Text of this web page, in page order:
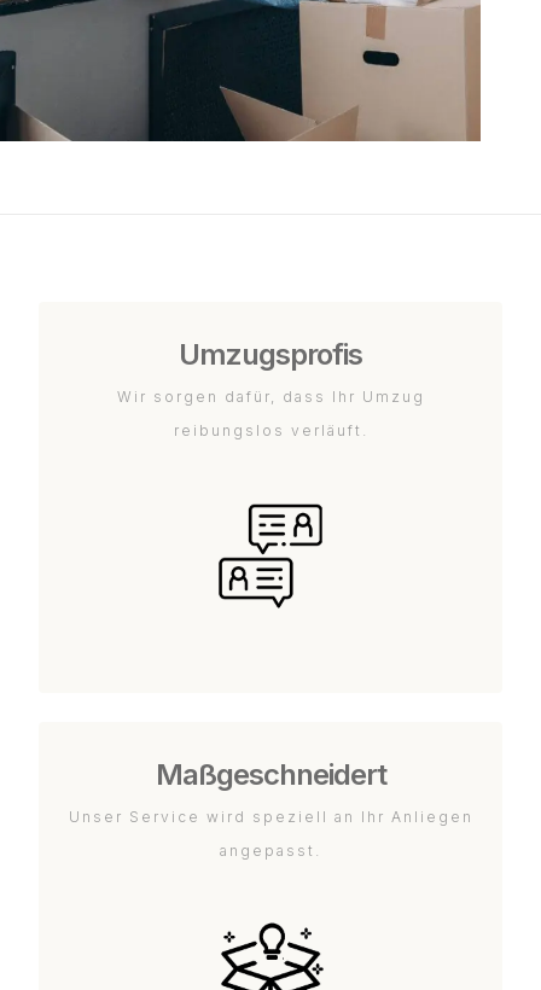
Umzugsprofis
Wir sorgen dafür, dass Ihr Umzug
reibungslos verläuft.
Maßgeschneidert
Unser Service wird speziell an Ihr Anliegen
angepasst.